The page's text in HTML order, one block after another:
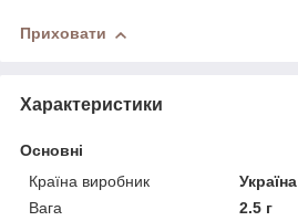
Приховати
Характеристики
Основні
Країна виробник
Україна
Вага
2.5 г